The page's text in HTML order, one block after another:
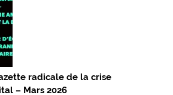
radicale de la crise
– Mars 2026